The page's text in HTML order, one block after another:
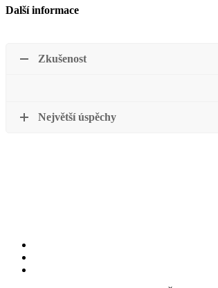
Další informace
Zkušenost
Největší úspěchy